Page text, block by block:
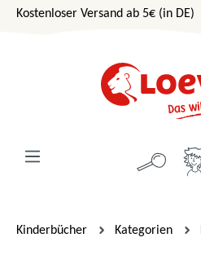
Zum Hauptinhalt springen
Kostenloser Versand ab 5€ (in DE)
Kinderbücher Kategorien